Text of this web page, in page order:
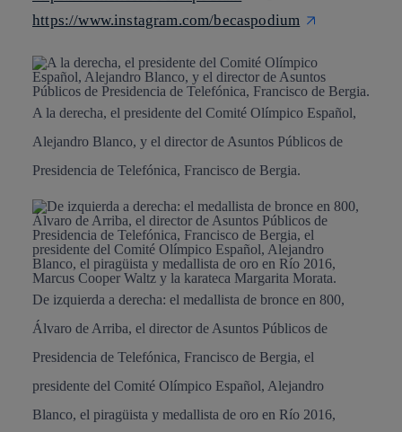
https://www.instagram.com/becaspodium
A la derecha, el presidente del Comité Olímpico Español,
Alejandro Blanco, y el director de Asuntos Públicos de
Presidencia de Telefónica, Francisco de Bergia.
De izquierda a derecha: el medallista de bronce en 800,
Álvaro de Arriba, el director de Asuntos Públicos de
Presidencia de Telefónica, Francisco de Bergia, el
presidente del Comité Olímpico Español, Alejandro
Blanco, el piragüista y medallista de oro en Río 2016,